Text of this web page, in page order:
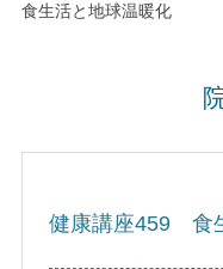
食生活と地球温暖化
健康講座459 食